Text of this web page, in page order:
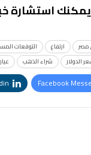
استشارة
مصر ارتفاع التوقعات
الدولار شراء الذهب عيار
Facebook